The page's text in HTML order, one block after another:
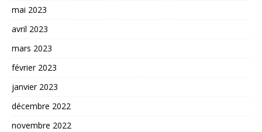
mai 2023
avril 2023
mars 2023
février 2023
janvier 2023
décembre 2022
novembre 2022